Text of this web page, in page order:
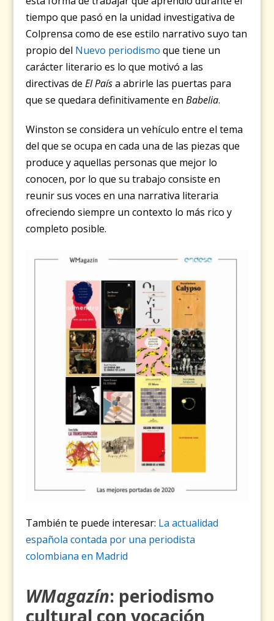
tiempo que pasó en la unidad investigativa de
Colprensa como de ese estilo narrativo suyo tan
propio del Nuevo periodismo que tiene un
carácter literario es lo que motivó a las
directivas deEl Paísa abrirle las puertas para
que se quedara definitivamente enBabelia.
Winston se considera un vehículo entre el tema
del que se ocupa en cada una de las piezas que
produce y aquellas personas que mejor lo
conocen, por lo que su trabajo consiste en
reunir sus voces en una narrativa literaria
ofreciendo siempre un contexto lo más rico y
completo posible.
También te puede interesar: La actualidad
española contada por una periodista
colombiana en Madrid
WMagazín: periodismo
cultural con vocación